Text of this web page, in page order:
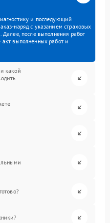
и последующий
наряд с указанием страховых
Далее, после выполнения работ
выполненных работ и
какой